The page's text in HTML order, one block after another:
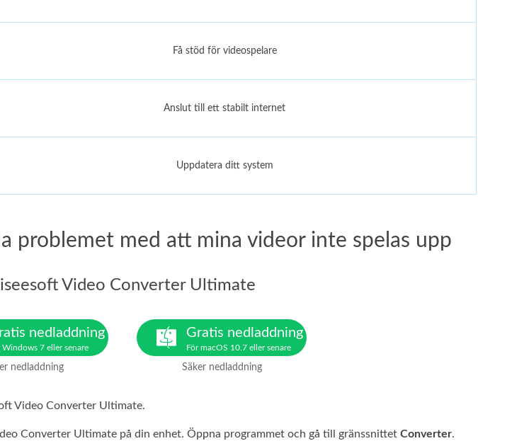
Få stöd för videospelare
Anslut till ett stabilt internet
Uppdatera ditt system
problemet med att mina videor inte spelas upp
Video Converter Ultimate
nedladdning
Windows 7 eller senare
nedladdning
Gratis nedladdning
För macOS 10.7 eller senare
Säker nedladdning
Video Converter Ultimate.
Converter Ultimate på din enhet. Öppna programmet och gå till gränssnittet Converter.